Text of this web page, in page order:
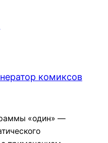
комиксов
«один» —